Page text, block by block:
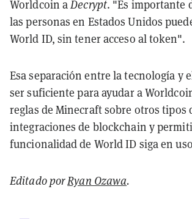
Worldcoin aDecrypt. "Es importante
las personas en Estados Unidos
World ID, sin tener acceso al token".
Esa separación entre la tecnología y
ser suficiente para ayudar a
reglas de Minecraft sobre otros tipos
integraciones de blockchain y
funcionalidad de World ID siga en
Editado porRyan Ozawa.